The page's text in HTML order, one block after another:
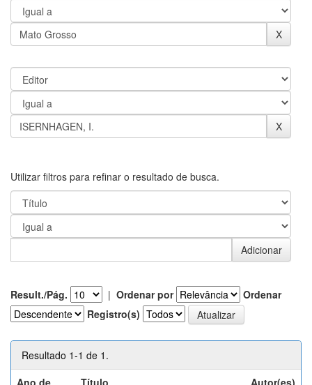
Utilizar filtros para refinar o resultado de busca.
Result./Pág. | Ordenar por
Ordenar
Registro(s)
Resultado 1-1 de 1.
Ano de
Título Autor(es)